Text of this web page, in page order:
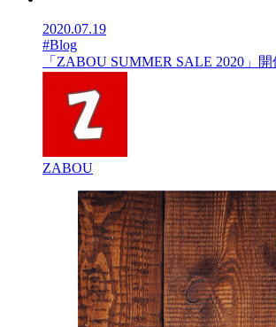
2020.07.19
#Blog
「ZABOU SUMMER SALE 2020」開
ZABOU